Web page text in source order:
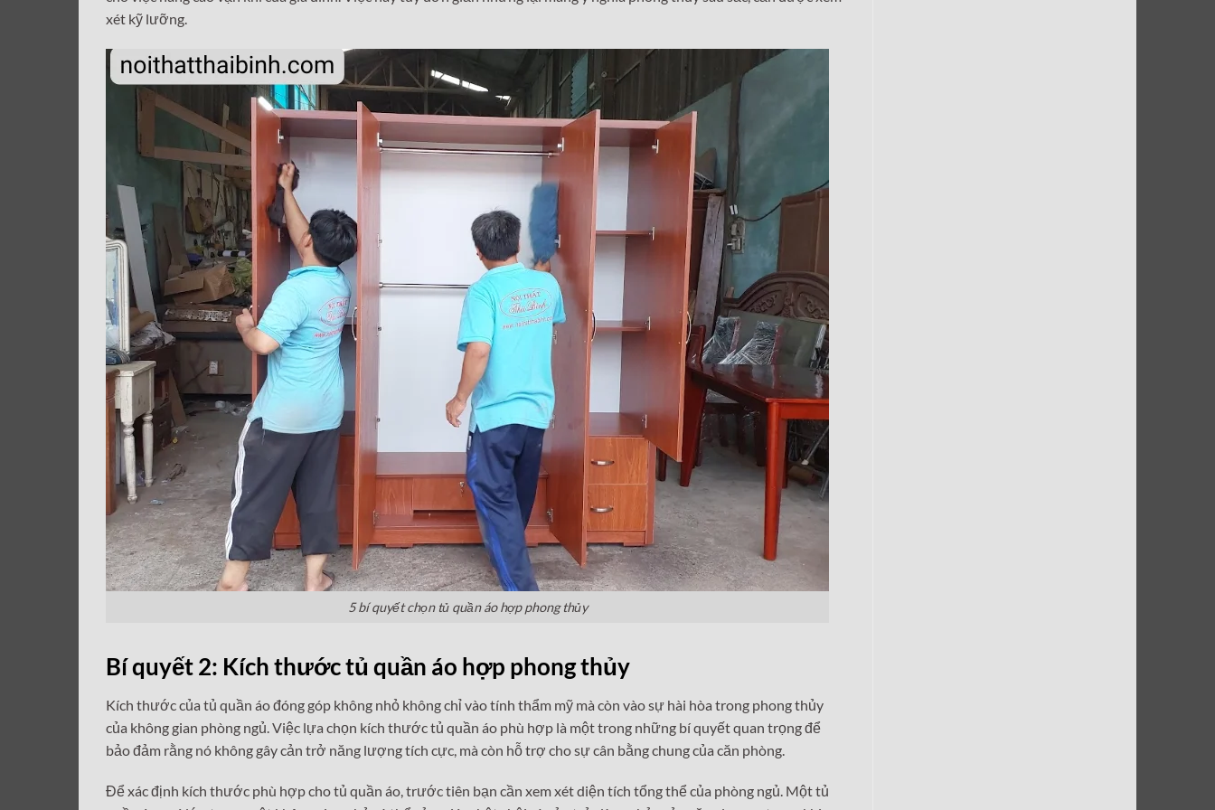
xét kỹ lưỡng.
5 bí quyết chọn tủ quần áo hợp phong thủy
Bí quyết 2: Kích thước tủ quần áo hợp phong thủy
Kích thước của tủ quần áo đóng góp không nhỏ không chỉ vào tính thẩm mỹ mà còn vào sự hài hòa trong phong thủy
của không gian phòng ngủ. Việc lựa chọn kích thước tủ quần áo phù hợp là một trong những bí quyết quan trọng để
bảo đảm rằng nó không gây cản trở năng lượng tích cực, mà còn hỗ trợ cho sự cân bằng chung của căn phòng.
Để xác định kích thước phù hợp cho tủ quần áo, trước tiên bạn cần xem xét diện tích tổng thể của phòng ngủ. Một tủ